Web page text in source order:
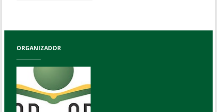
ORGANIZADOR